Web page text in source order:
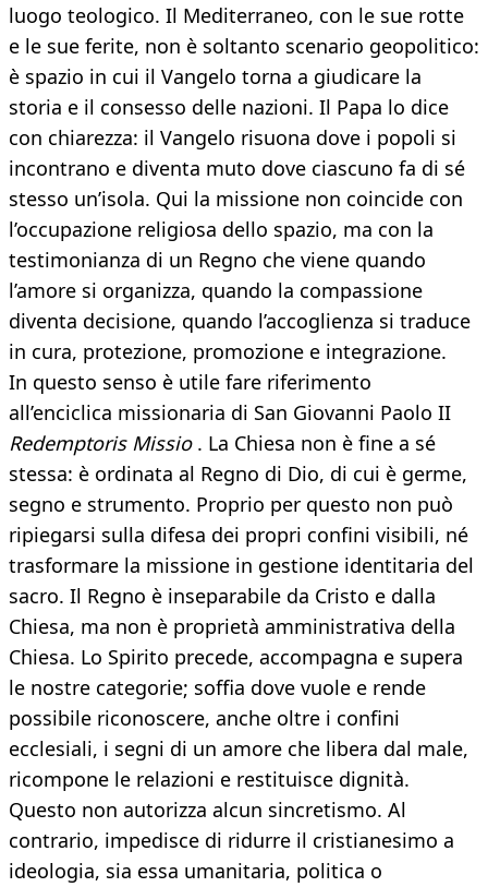
luogo teologico. Il Mediterraneo, con le sue rotte
e le sue ferite, non è soltanto scenario geopolitico:
è spazio in cui il Vangelo torna a giudicare la
storia e il consesso delle nazioni. Il Papa lo dice
con chiarezza: il Vangelo risuona dove i popoli si
incontrano e diventa muto dove ciascuno fa di sé
stesso un’isola. Qui la missione non coincide con
l’occupazione religiosa dello spazio, ma con la
testimonianza di un Regno che viene quando
l’amore si organizza, quando la compassione
diventa decisione, quando l’accoglienza si traduce
in cura, protezione, promozione e integrazione.
In questo senso è utile fare riferimento
all’enciclica missionaria di San Giovanni Paolo II
Redemptoris Missio. La Chiesa non è fine a sé
stessa: è ordinata al Regno di Dio, di cui è germe,
segno e strumento. Proprio per questo non può
ripiegarsi sulla difesa dei propri confini visibili, né
trasformare la missione in gestione identitaria del
sacro. Il Regno è inseparabile da Cristo e dalla
Chiesa, ma non è proprietà amministrativa della
Chiesa. Lo Spirito precede, accompagna e supera
le nostre categorie; soffia dove vuole e rende
possibile riconoscere, anche oltre i confini
ecclesiali, i segni di un amore che libera dal male,
ricompone le relazioni e restituisce dignità.
Questo non autorizza alcun sincretismo. Al
contrario, impedisce di ridurre il cristianesimo a
ideologia, sia essa umanitaria, politica o